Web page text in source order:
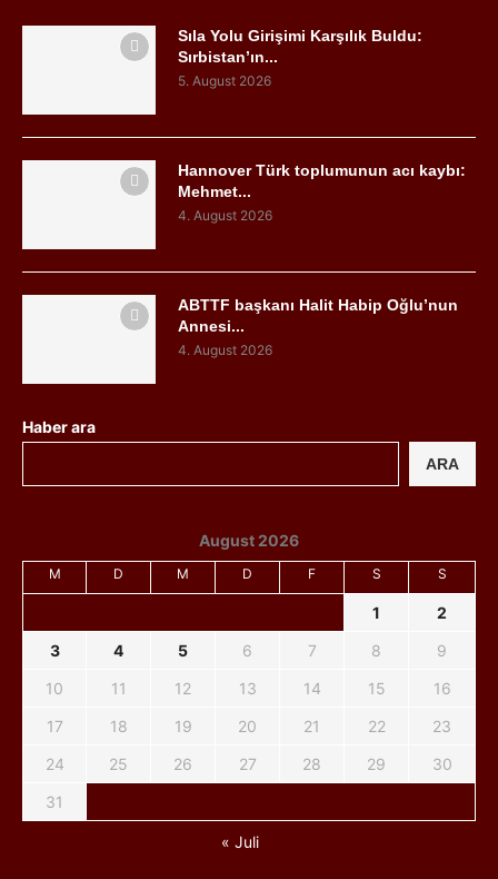
Sıla Yolu Girişimi Karşılık Buldu:
Sırbistan’ın...
5. August 2026
Hannover Türk toplumunun acı kaybı:
Mehmet...
4. August 2026
ABTTF başkanı Halit Habip Oğlu’nun
Annesi...
4. August 2026
Haber ara
ARA
August 2026
M D M D F S S
1
2
3
4 5 6 7 8
9
10
11 12 13 14 15
16
17
18 19 20 21 22
23
24
25 26 27 28 29
30
31
« Juli